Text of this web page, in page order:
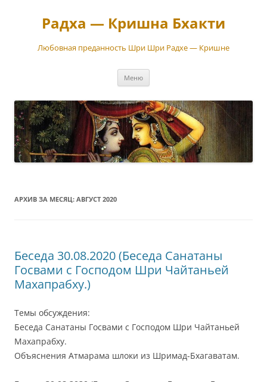
содержимому
Радха — Кришна Бхакти
Любовная преданность Шри Шри Радхе — Кришне
Меню
АРХИВ ЗА МЕСЯЦ: АВГУСТ 2020
Беседа 30.08.2020 (Беседа Санатаны
Госвами с Господом Шри Чайтаньей
Махапрабху.)
Темы обсуждения:
Беседа Санатаны Госвами с Господом Шри Чайтаньей
Махапрабху.
Объяснения Атмарама шлоки из Шримад-Бхагаватам.